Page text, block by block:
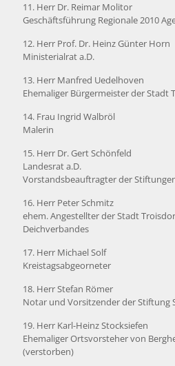
11. Herr Dr. Reimar Molitor
Geschäftsführung Regionale 2010
12. Herr Prof. Dr. Heinz Günter Horn
Ministerialrat a.D.
13. Herr Manfred Uedelhoven
Ehemaliger Bürgermeister der Stadt
14. Frau Ingrid Walbröl
Malerin
15. Herr Dr. Gert Schönfeld
Landesrat a.D.
Vorstandsbeauftragter der
16. Herr Peter Schmitz
ehem. Angestellter der Stadt
Deichverbandes
17. Herr Michael Solf
Kreistagsabgeorneter
18. Herr Stefan Römer
Notar und Vorsitzender der Stiftung
19. Herr Karl-Heinz Stocksiefen
Ehemaliger Ortsvorsteher von
(verstorben)